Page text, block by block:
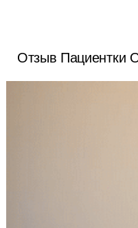
Отзыв Пациентки